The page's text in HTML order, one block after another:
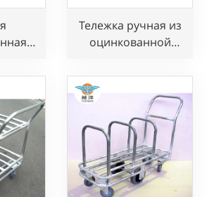
на
Тележка ручная из
оцинкованной
использования на
коммерческих
объектах и складах